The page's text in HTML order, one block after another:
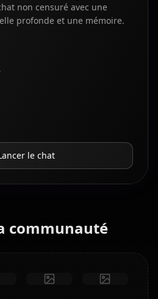
non censuré avec une
profonde et une mémoire.
le chat
communauté